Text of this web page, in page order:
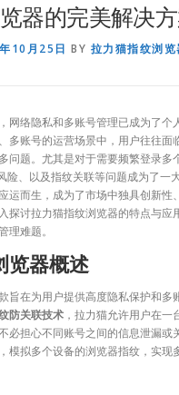
器的完美解决
10月25日 BY 拉力猫指纹浏览
网络隐私和多账号管理已成为了个
多账号的运营场景中，用户往往面
问题。尤其是对于需要频繁登录多
险、以及指纹关联等问题成为了一
应运而生，成为了市场中独具创新性
探讨拉力猫指纹浏览器的特点与应
理难题。
览器概述
旨在为用户提供高度隐私保护和多
防关联技术 ，拉力猫允许用户在一
必担心不同账号之间的信息泄漏或
模拟多个设备的浏览器指纹，实现